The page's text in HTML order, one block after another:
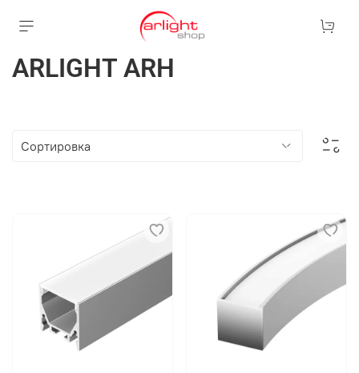
ARLIGHT ARH